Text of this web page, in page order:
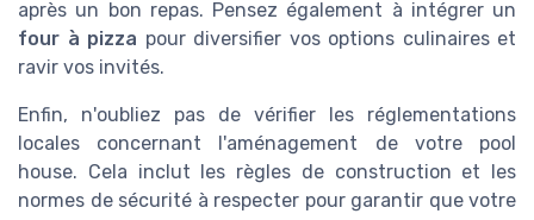
après un bon repas. Pensez également à intégrer un
four à pizza pour diversifier vos options culinaires et
ravir vos invités.
Enfin, n'oubliez pas de vérifier les réglementations
locales concernant l'aménagement de votre pool
house. Cela inclut les règles de construction et les
normes de sécurité à respecter pour garantir que votre